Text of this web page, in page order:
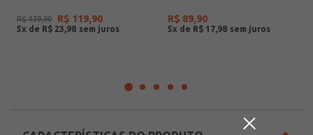
R$ 139,90 R$ 119,90
5x de R$ 23 98
R$ 89,90
5x de R$ 17 98